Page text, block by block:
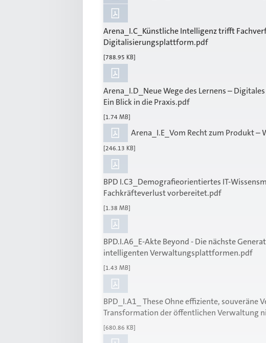
Arena_I.C_Künstliche Intelligenz trifft
Digitalisierungsplattform.pdf
[788.95 KB]
Arena_I.D_Neue Wege des Lernens –
Ein Blick in die Praxis.pdf
[1.74 MB]
Arena_I.E_Vom Recht zum Produkt
[246.13 KB]
BPD I.C3_Demografieorientiertes IT-
Fachkräfteverlust vorbereitet.pdf
[1.38 MB]
BPD.I.A6_E-Akte Beyond - Die nächste
intelligenten Verwaltungsplattformen.pdf
[1.43 MB]
BPD_I.A1_ These Ohne effiziente,
Transformation der öffentlichen Verwaltung
[680.86 KB]